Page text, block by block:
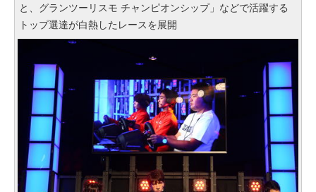
と、グランツーリスモ チャンピオンシップ」などで活躍する
トップ選達が白熱したレースを展開